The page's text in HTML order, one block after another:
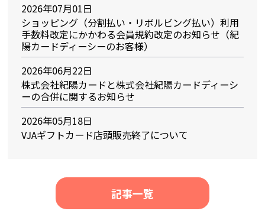
2026年07月01日
ショッピング（分割払い・リボルビング払い）利用
手数料改定にかかわる会員規約改定のお知らせ（紀
陽カードディーシーのお客様）
2026年06月22日
株式会社紀陽カードと株式会社紀陽カードディーシ
ーの合併に関するお知らせ
2026年05月18日
VJAギフトカード店頭販売終了について
記事一覧